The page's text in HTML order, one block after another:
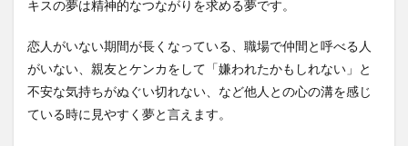
キスの夢は精神的なつながりを求める夢です。
恋人がいない期間が長くなっている、職場で仲間と呼べる人
がいない、親友とケンカをして「嫌われたかもしれない」と
不安な気持ちがぬぐい切れない、など他人との心の溝を感じ
ている時に見やすく夢と言えます。